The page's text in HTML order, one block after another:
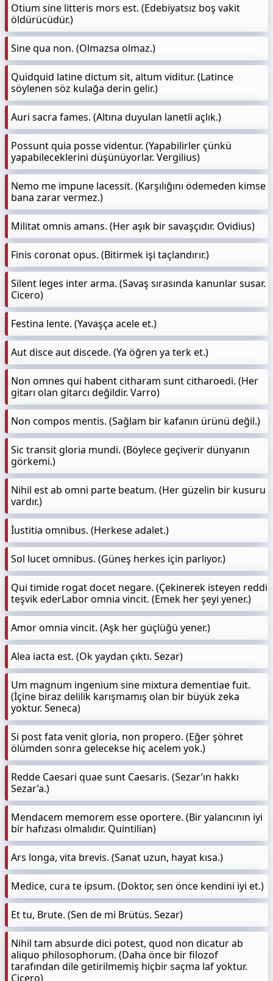
Otium sine litteris mors est. (Edebiyatsız boş vakit
öldürücüdür.)
Sine qua non. (Olmazsa olmaz.)
Quidquid latine dictum sit, altum viditur. (Latince
söylenen söz kulağa derin gelir.)
Auri sacra fames. (Altına duyulan lanetli açlık.)
Possunt quia posse videntur. (Yapabilirler çünkü
yapabileceklerini düşünüyorlar. Vergilius)
Nemo me impune lacessit. (Karşılığını ödemeden kimse
bana zarar vermez.)
Militat omnis amans. (Her aşık bir savaşçıdır. Ovidius)
Finis coronat opus. (Bitirmek işi taçlandırır.)
Silent leges inter arma. (Savaş sırasında kanunlar susar.
Cicero)
Festina lente. (Yavaşça acele et.)
Aut disce aut discede. (Ya öğren ya terk et.)
Non omnes qui habent citharam sunt citharoedi. (Her
gitarı olan gitarcı değildir. Varro)
Non compos mentis. (Sağlam bir kafanın ürünü değil.)
Sic transit gloria mundi. (Böylece geçiverir dünyanın
görkemi.)
Nihil est ab omni parte beatum. (Her güzelin bir kusuru
vardır.)
İustitia omnibus. (Herkese adalet.)
Sol lucet omnibus. (Güneş herkes için parlıyor.)
Qui timide rogat docet negare. (Çekinerek isteyen reddi
teşvik ederLabor omnia vincit. (Emek her şeyi yener.)
Amor omnia vincit. (Aşk her güçlüğü yener.)
Alea iacta est. (Ok yaydan çıktı. Sezar)
Um magnum ingenium sine mixtura dementiae fuit.
(İçine biraz delilik karışmamış olan bir büyük zeka
yoktur. Seneca)
Si post fata venit gloria, non propero. (Eğer şöhret
ölümden sonra gelecekse hiç acelem yok.)
Redde Caesari quae sunt Caesaris. (Sezar’ın hakkı
Sezar’a.)
Mendacem memorem esse oportere. (Bir yalancının iyi
bir hafızası olmalıdır. Quintilian)
Ars longa, vita brevis. (Sanat uzun, hayat kısa.)
Medice, cura te ipsum. (Doktor, sen önce kendini iyi et.)
Et tu, Brute. (Sen de mi Brütüs. Sezar)
Nihil tam absurde dici potest, quod non dicatur ab
aliquo philosophorum. (Daha önce bir filozof
tarafından dile getirilmemiş hiçbir saçma laf yoktur.
Cicero)